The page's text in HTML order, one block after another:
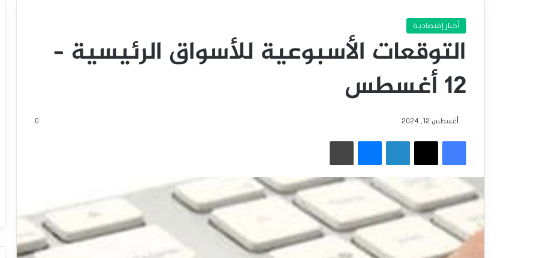
أخبار إقتصادية
التوقعات الأسبوعية للأسواق الرئيسية –
12 أغسطس
أغسطس 12, 2024 0
فيسبوك
‫X لينكدإن ماسنجر طباعة